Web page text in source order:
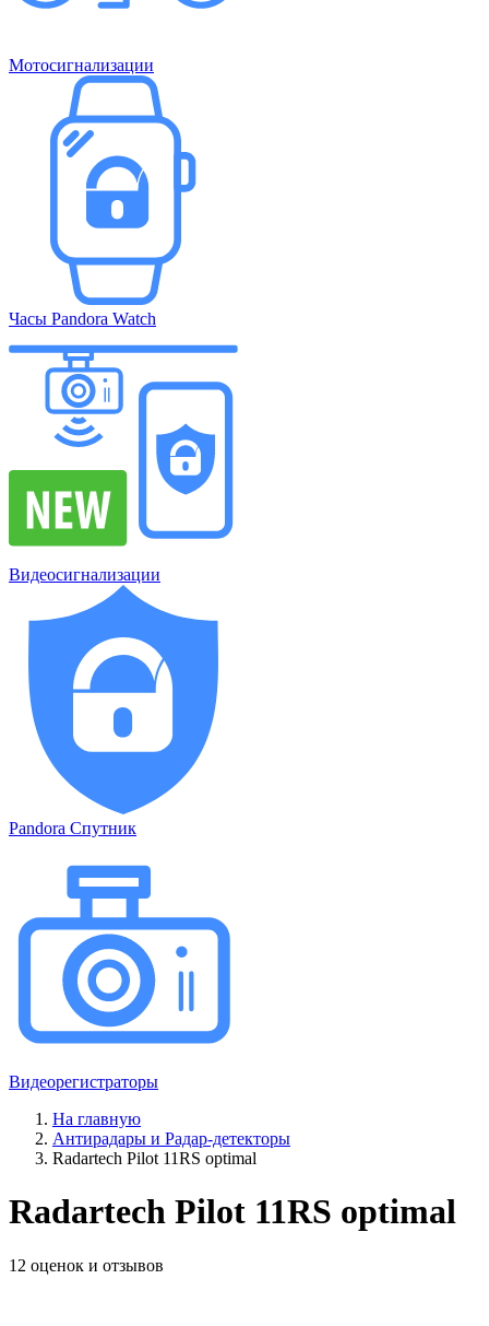
Мотосигнализации
Часы Pandora Watch
Видеосигнализации
Pandora Спутник
Видеорегистраторы
На главную
Антирадары и Радар-детекторы
Radartech Pilot 11RS optimal
Radartech Pilot 11RS optimal
12 оценок и отзывов